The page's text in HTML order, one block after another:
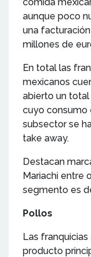
aunque poco
una
millones de
En total las
mexicanos
abierto un
cuyo consumo
subsector se
take away.
Destacan
Mariachi entre
segmento es
Pollos
Las
producto